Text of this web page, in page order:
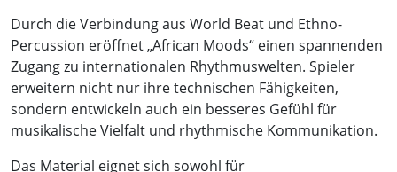
Durch die Verbindung aus World Beat und Ethno-
Percussion eröffnet „African Moods“ einen spannenden
Zugang zu internationalen Rhythmuswelten. Spieler
erweitern nicht nur ihre technischen Fähigkeiten,
sondern entwickeln auch ein besseres Gefühl für
musikalische Vielfalt und rhythmische Kommunikation.
Das Material eignet sich sowohl für